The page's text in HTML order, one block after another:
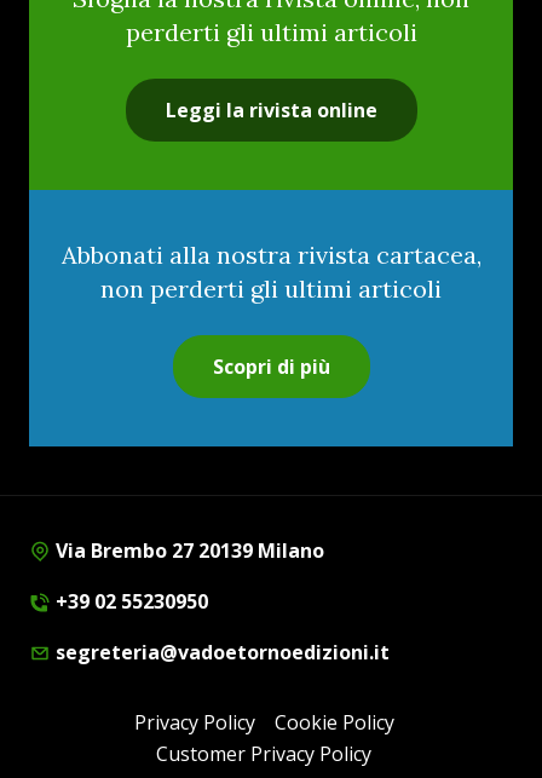
perderti gli ultimi articoli
Leggi la rivista online
Abbonati alla nostra rivista cartacea,
non perderti gli ultimi articoli
Scopri di più
Via Brembo 27 20139 Milano
+39 02 55230950
segreteria@vadoetornoedizioni.it
Privacy Policy
Cookie Policy
Customer Privacy Policy